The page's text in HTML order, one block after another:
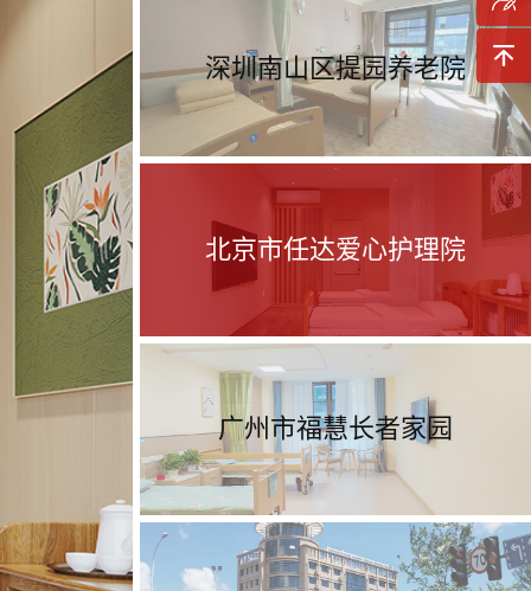
深圳南山区提园养老院
北京市任达爱心护理院
广州市福慧长者家园
预约参
观
返回顶
部